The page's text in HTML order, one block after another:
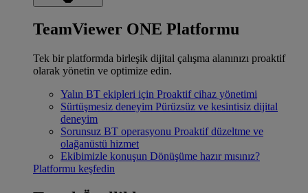
TeamViewer ONE Platformu
Tek bir platformda birleşik dijital çalışma alanınızı proaktif
olarak yönetin ve optimize edin.
Yalın BT ekipleri için Proaktif cihaz yönetimi
Sürtüşmesiz deneyim Pürüzsüz ve kesintisiz dijital
deneyim
Sorunsuz BT operasyonu Proaktif düzeltme ve
olağanüstü hizmet
Ekibimizle konuşun Dönüşüme hazır mısınız?
Platformu keşfedin